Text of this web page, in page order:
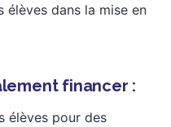
élèves dans la mise en
financer :
élèves pour des